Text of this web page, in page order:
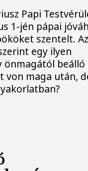
Papi
1-jén pápai
szentelt. Az
egy ilyen
önmagától beálló
von maga után,